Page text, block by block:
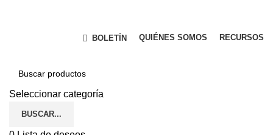
BOLETÍN QUIÉNES SOMOS RECURSOS
Seleccionar categoría
BUSCAR...